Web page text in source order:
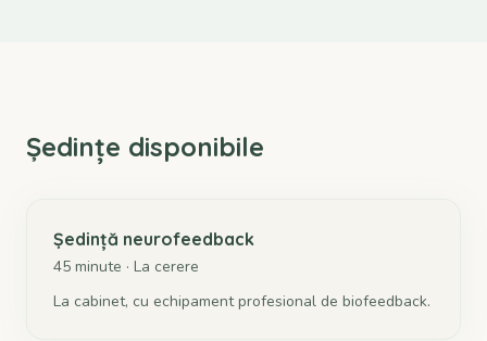
Ședințe disponibile
Ședință neurofeedback
45 minute · La cerere
La cabinet, cu echipament profesional de biofeedback.